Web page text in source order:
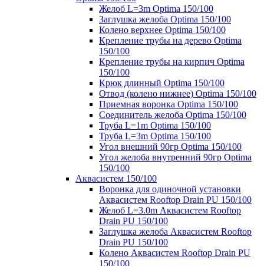
Желоб L=3m Optima 150/100
Заглушка желоба Optima 150/100
Колено верхнее Optima 150/100
Крепление трубы на дерево Optima
150/100
Крепление трубы на кирпич Optima
150/100
Крюк длинный Optima 150/100
Отвод (колено нижнее) Optima 150/100
Приемная воронка Optima 150/100
Соединитель желоба Optima 150/100
Труба L=1m Optima 150/100
Труба L=3m Optima 150/100
Угол внешний 90гр Optima 150/100
Угол желоба внутренний 90гр Optima
150/100
Аквасистем 150/100
Воронка для одиночной установки
Аквасистем Rooftop Drain PU 150/100
Желоб L=3.0m Аквасистем Rooftop
Drain PU 150/100
Заглушка желоба Аквасистем Rooftop
Drain PU 150/100
Колено Аквасистем Rooftop Drain PU
150/100